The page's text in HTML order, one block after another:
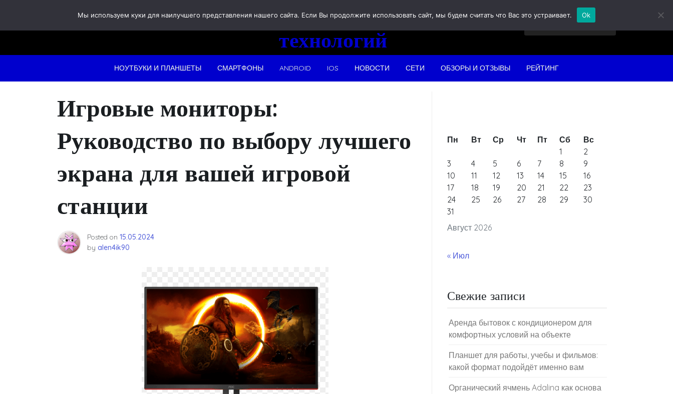
content
Новости
технологий
НОУТБУКИ И ПЛАНШЕТЫ СМАРТФОНЫ ANDROID IOS НОВОСТИ СЕТИ ОБЗОРЫ И ОТЗЫВЫ РЕЙТИНГ
Игровые мониторы:
Руководство по выбору лучшего
экрана для вашей игровой
станции
Posted on 15.05.2024
by alen4ik90
Август 2026
Пн Вт Ср Чт Пт Сб
Вс
1
2
3
4 5 6 7 8
9
10
11 12 13 14 15
16
17
18 19 20 21 22
23
24
25 26 27 28 29
30
31
« Июл
Свежие записи
Аренда бытовок с кондиционером для
комфортных условий на объекте
Планшет для работы, учебы и фильмов:
какой формат подойдёт именно вам
Органический ячмень Adalina как основа
Мы используем куки для наилучшего представления нашего сайта. Если Вы продолжите использовать сайт, мы будем считать что Вас это устраивает. Ok